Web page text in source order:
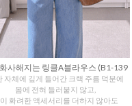
사해지는 링클A블라우스 (B1-139
자체에 깊게 들어간 크랙 주름 덕분에
몸에 전혀 들러붙지 않고,
화려한 액세서리를 더하지 않아도